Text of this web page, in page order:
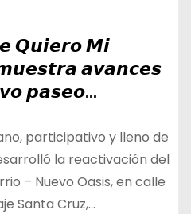
𝙌𝙪𝙞𝙚𝙧𝙤 𝙈𝙞
𝙖𝙫𝙖𝙣𝙘𝙚𝙨
𝙥𝙖𝙨𝙚𝙤
𝙘𝙤𝙢𝙪𝙣𝙞𝙙𝙖𝙙
participativo y lleno de
la reactivación del
– Nuevo Oasis, en calle
Santa Cruz,…